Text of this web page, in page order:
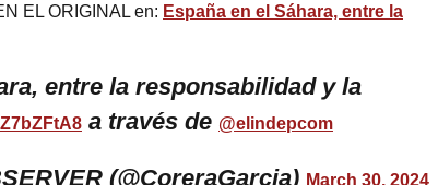
EL ORIGINAL en: España en el Sáhara, entre la
entre la responsabilidad y la
a través de @elindepcom
(@CoreraGarcia) March 30, 2024